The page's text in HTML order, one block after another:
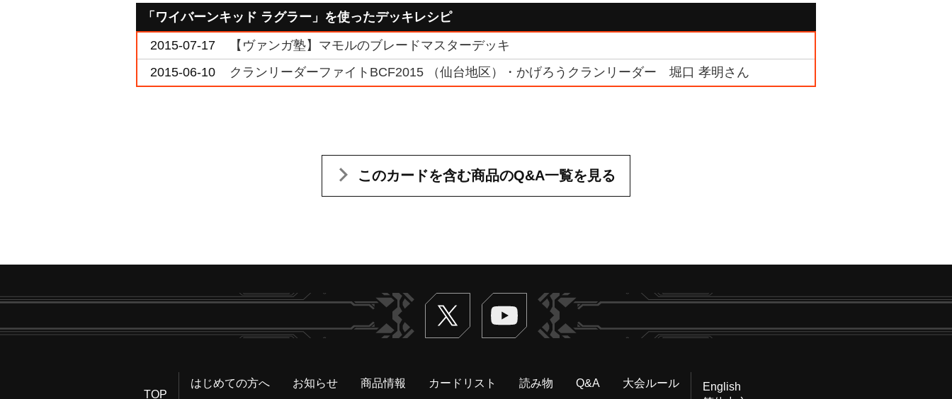
「ワイバーンキッド ラグラー」を使ったデッキレシピ
2015-07-17
【ヴァンガ塾】マモルのブレードマスターデッキ
2015-06-10
クランリーダーファイトBCF2015 （仙台地区）・かげろうクランリーダー 堀口 孝明さん
このカードを含む商品のQ&A一覧を見る
Twitter ヴァンガードch
TOP
はじめての方へ お知らせ 商品情報 カードリスト 読み物 Q&A 大会ルール
English